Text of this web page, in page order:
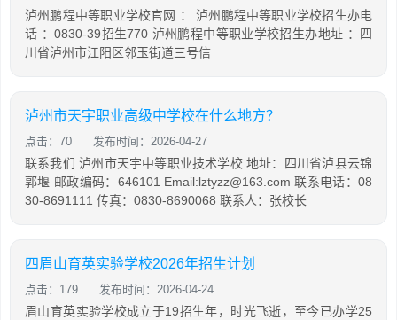
泸州鹏程中等职业学校官网 ： 泸州鹏程中等职业学校招生办电
话 ：0830-39招生770 泸州鹏程中等职业学校招生办地址 ：四
川省泸州市江阳区邻玉街道三号信
泸州市天宇职业高级中学校在什么地方？
点击：70 发布时间：2026-04-27
联系我们 泸州市天宇中等职业技术学校 地址：四川省泸县云锦
郭堰 邮政编码：646101 Email:lztyzz@163.com 联系电话：08
30-8691111 传真：0830-8690068 联系人：张校长
四眉山育英实验学校2026年招生计划
点击：179 发布时间：2026-04-24
眉山育英实验学校成立于19招生年，时光飞逝，至今已办学25